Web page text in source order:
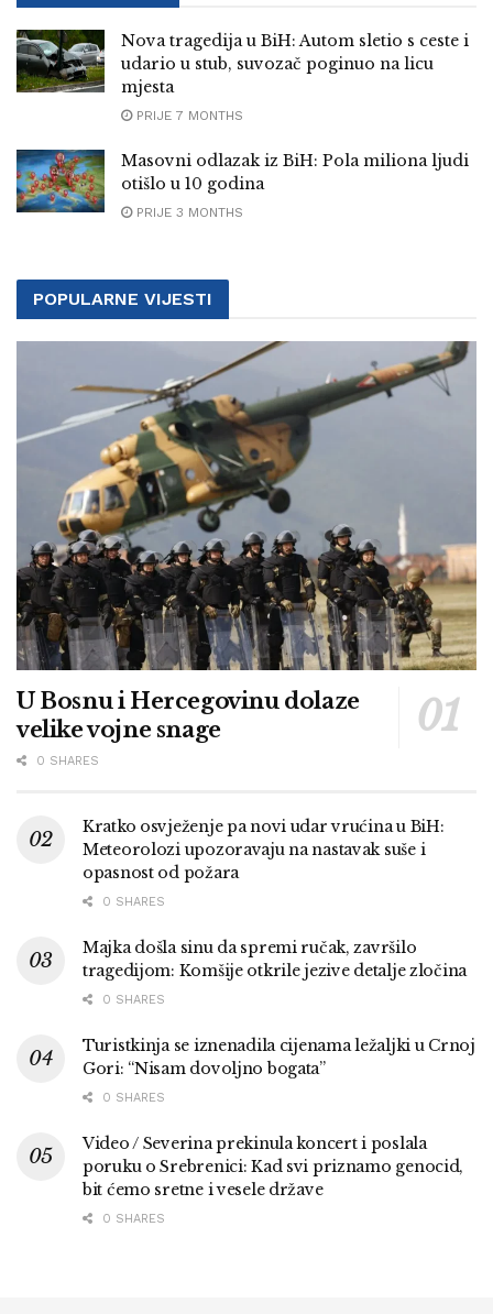
Nova tragedija u BiH: Autom sletio s ceste i
udario u stub, suvozač poginuo na licu
mjesta
PRIJE 7 MONTHS
Masovni odlazak iz BiH: Pola miliona ljudi
otišlo u 10 godina
PRIJE 3 MONTHS
POPULARNE VIJESTI
U Bosnu i Hercegovinu dolaze
velike vojne snage
0 SHARES
Kratko osvježenje pa novi udar vrućina u BiH:
Meteorolozi upozoravaju na nastavak suše i
opasnost od požara
0 SHARES
Majka došla sinu da spremi ručak, završilo
tragedijom: Komšije otkrile jezive detalje zločina
0 SHARES
Turistkinja se iznenadila cijenama ležaljki u Crnoj
Gori: “Nisam dovoljno bogata”
0 SHARES
Video / Severina prekinula koncert i poslala
poruku o Srebrenici: Kad svi priznamo genocid,
bit ćemo sretne i vesele države
0 SHARES